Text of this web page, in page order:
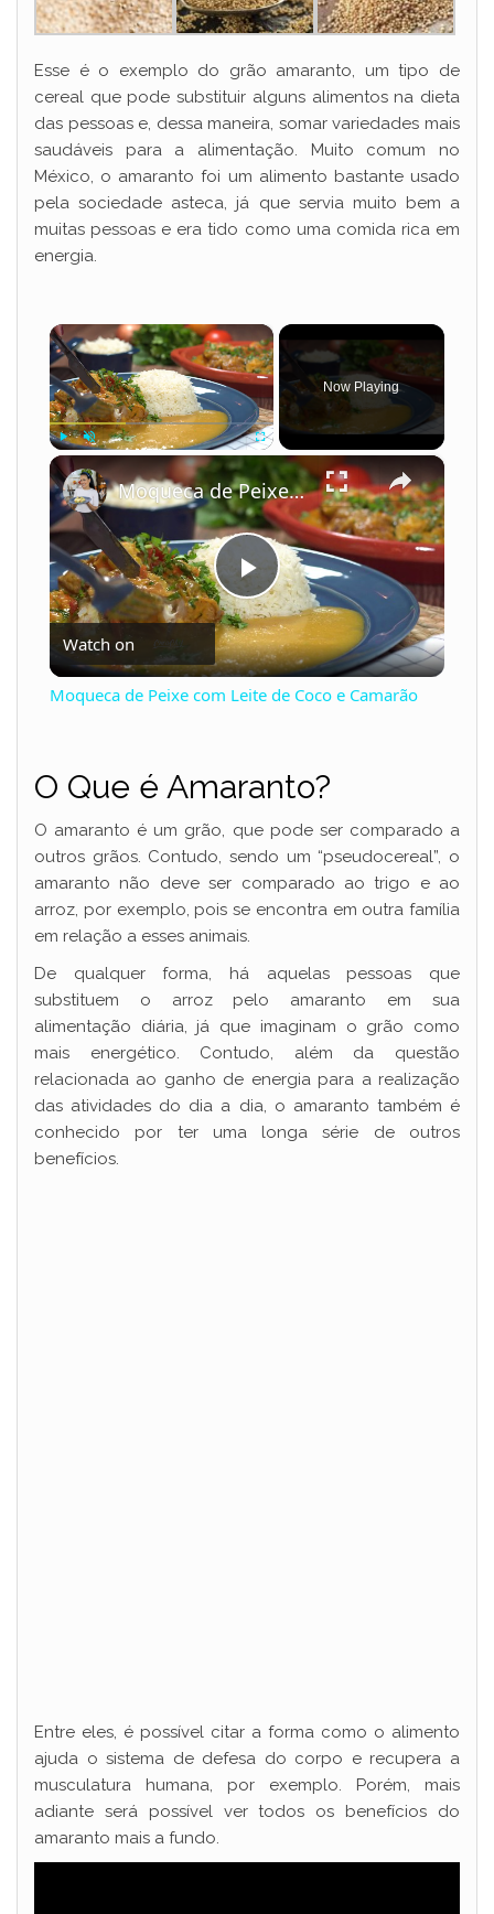
Esse é o exemplo do grão amaranto, um tipo de
cereal que pode substituir alguns alimentos na dieta
das pessoas e, dessa maneira, somar variedades mais
saudáveis para a alimentação. Muito comum no
México, o amaranto foi um alimento bastante usado
pela sociedade asteca, já que servia muito bem a
muitas pessoas e era tido como uma comida rica em
energia.
×
Fullscreen
Now Playing
×
P
l
y
V
i
d
e
o
Moqueca de Peixe com Leite de Coco e Camarão
Watch on
Moqueca de Peixe com Leite de Coco e Camarão
O Que é Amaranto?
O amaranto é um grão, que pode ser comparado a
outros grãos. Contudo, sendo um “pseudocereal”, o
amaranto não deve ser comparado ao trigo e ao
arroz, por exemplo, pois se encontra em outra família
em relação a esses animais.
De qualquer forma, há aquelas pessoas que
substituem o arroz pelo amaranto em sua
alimentação diária, já que imaginam o grão como
mais energético. Contudo, além da questão
relacionada ao ganho de energia para a realização
das atividades do dia a dia, o amaranto também é
conhecido por ter uma longa série de outros
benefícios.
Entre eles, é possível citar a forma como o alimento
ajuda o sistema de defesa do corpo e recupera a
musculatura humana, por exemplo. Porém, mais
adiante será possível ver todos os benefícios do
amaranto mais a fundo.